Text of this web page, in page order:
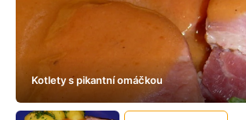
Kotlety s pikantní omáčkou